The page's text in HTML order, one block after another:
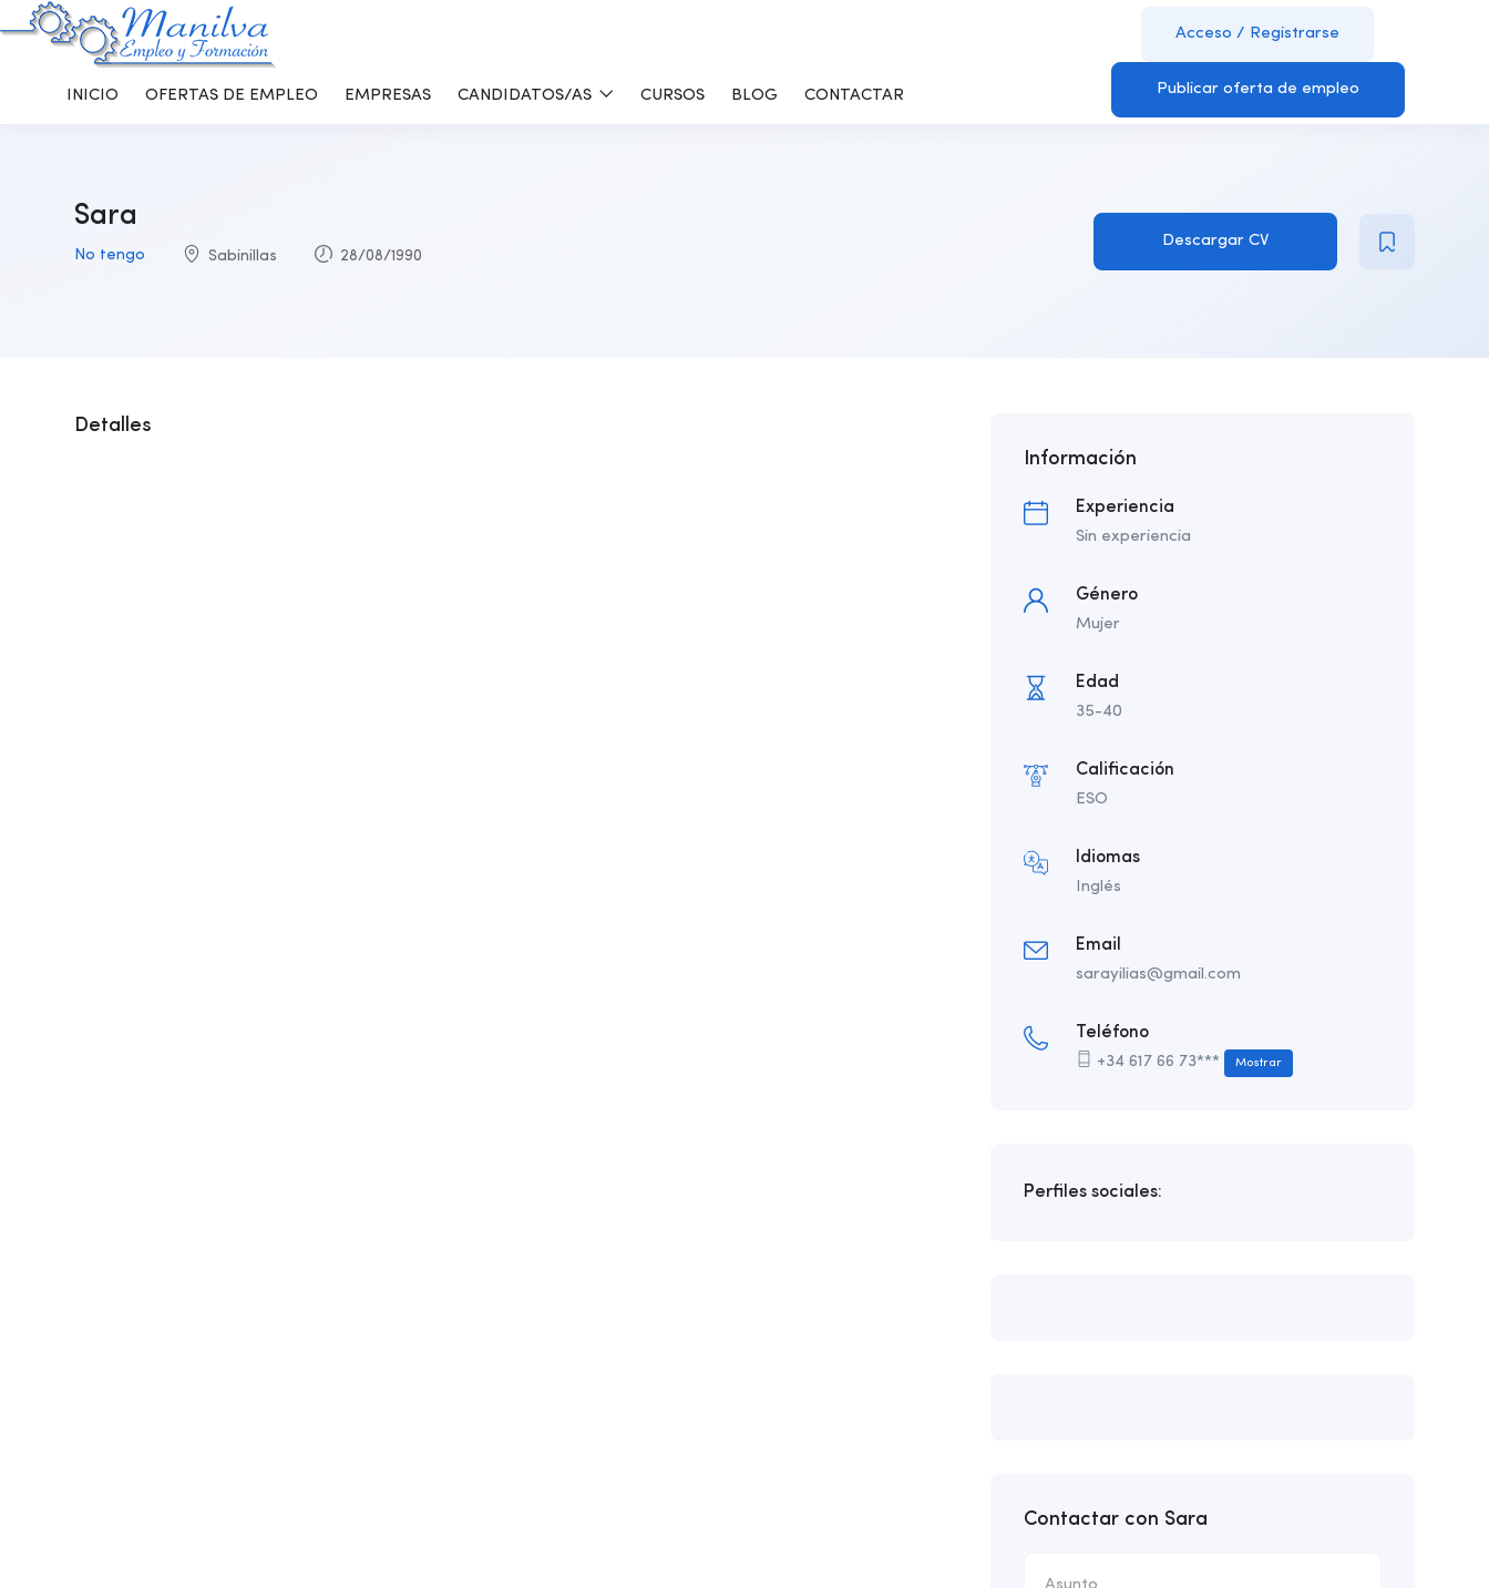
INICIO OFERTAS DE EMPLEO EMPRESAS CANDIDATOS/AS CURSOS BLOG CONTACTAR
Acceso / Registrarse
Publicar oferta de empleo
Sara
No tengo Sabinillas 28/08/1990
Descargar CV
Detalles
Información
Experiencia
Sin experiencia
Género
Mujer
Edad
35-40
Calificación
ESO
Idiomas
Inglés
Email
sarayilias@gmail.com
Teléfono
+34 617 66 73*** Mostrar
Perfiles sociales:
Contactar con Sara